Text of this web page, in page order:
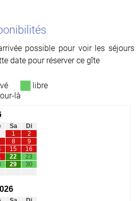
possible pour voir les séjours
date pour réserver ce gîte
libre
là